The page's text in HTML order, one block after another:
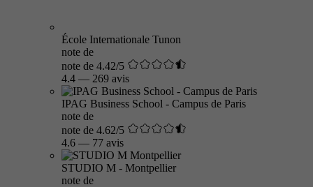
École Internationale Tunon
note de
note de 4.42/5
4.4 — 269 avis
IPAG Business School - Campus de Paris
note de
note de 4.62/5
4.6 — 77 avis
STUDIO M - Montpellier
note de